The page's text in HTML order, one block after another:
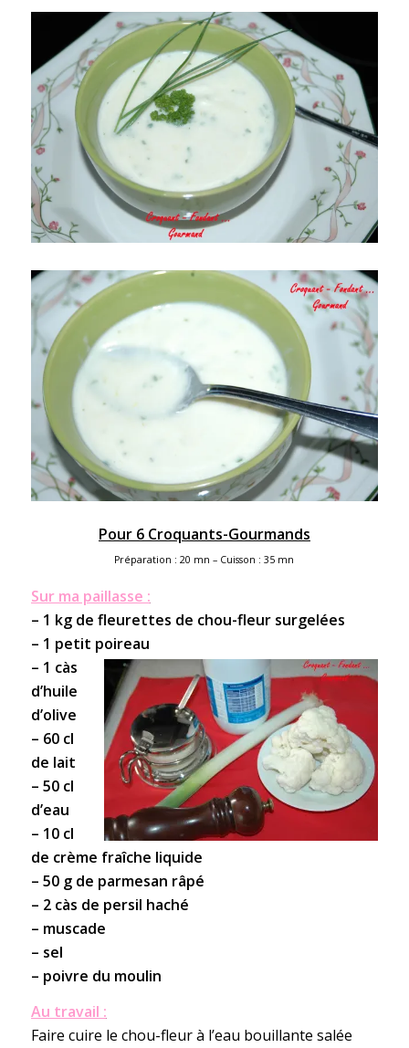
Pour 6 Croquants-Gourmands
Préparation : 20 mn – Cuisson : 35 mn
Sur ma paillasse :
– 1 kg de fleurettes de chou-fleur surgelées
– 1 petit poireau
– 1 càs
d’huile
d’olive
– 60 cl
de lait
– 50 cl
d’eau
– 10 cl
de crème fraîche liquide
– 50 g de parmesan râpé
– 2 càs de persil haché
– muscade
– sel
– poivre du moulin
Au travail :
Faire cuire le chou-fleur à l’eau bouillante salée